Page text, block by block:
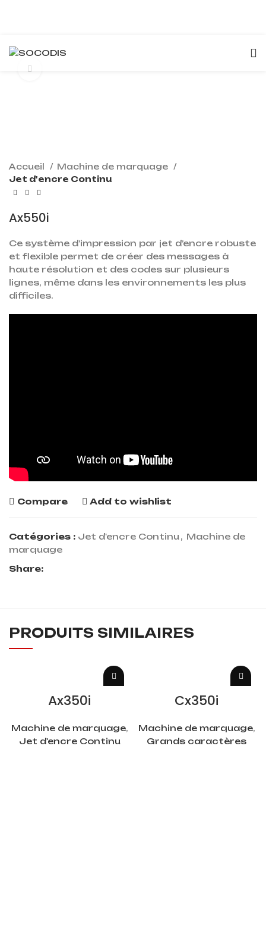
Accueil
Machine de marquage
Jet d'encre Continu
Ax550i
Ce système d’impression par jet d’encre robuste
et flexible permet de créer des messages à
haute résolution et des codes sur plusieurs
lignes, même dans les environnements les plus
difficiles.
Compare Add to wishlist
Catégories : Jet d'encre Continu, Machine de
marquage
Share:
PRODUITS SIMILAIRES
Ax350i
Machine de marquage,
Jet d'encre Continu
Cx350i
Machine de marquage,
Grands caractères